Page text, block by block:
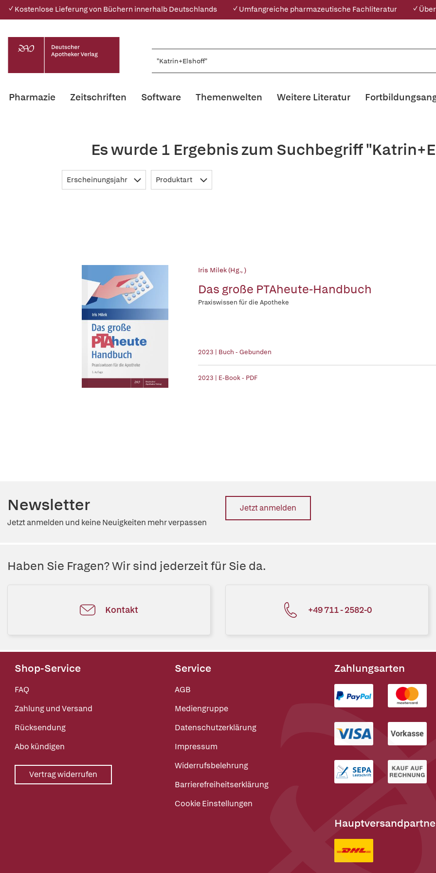
✓ Kostenlose Lieferung von Büchern innerhalb Deutschlands ✓ Umfangreiche pharmazeutische Fachliteratur ✓
Pharmazie Zeitschriften Software Themenwelten Weitere Literatur
Es wurde 1 Ergebnis zum Suchbegriff
Erscheinungsjahr Produktart
Iris Milek (Hg., )
Das große PTAheute-Handbuch
Praxiswissen für die Apotheke
2023 | Buch - Gebunden
2023 | E-Book - PDF
Newsletter
Jetzt anmelden und keine Neuigkeiten mehr verpassen
Jetzt anmelden
Haben Sie Fragen? Wir sind jederzeit für Sie da.
Kontakt +49 711 - 2582-0
Shop-Service
FAQ
Zahlung und Versand
Rücksendung
Abo kündigen
Vertrag widerrufen
Service
AGB
Mediengruppe
Datenschutzerklärung
Impressum
Widerrufsbelehrung
Barrierefreiheitserklärung
Cookie Einstellungen
Zahlungsarten